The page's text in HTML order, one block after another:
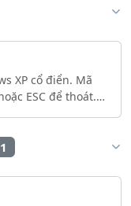
XP cổ điển. Mã
ESC để thoát.
1